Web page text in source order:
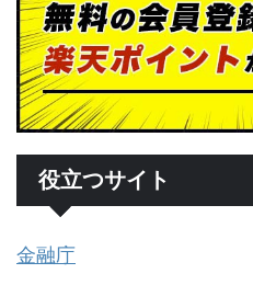
役立つサイト
金融庁